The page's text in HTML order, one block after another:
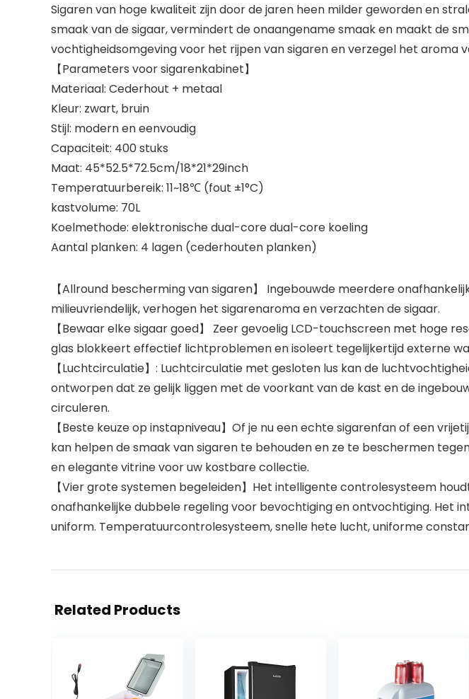
Sigaren van hoge kwaliteit zijn door de jaren heen milder geworden en
smaak van de sigaar, vermindert de onaangename smaak en maakt de
vochtigheidsomgeving voor het rijpen van sigaren en verzegel het aroma
【Parameters voor sigarenkabinet】
Materiaal: Cederhout + metaal
Kleur: zwart, bruin
Stijl: modern en eenvoudig
Capaciteit: 400 stuks
Maat: 45*52.5*72.5cm/18*21*29inch
Temperatuurbereik: 11~18℃ (fout ±1°C)
kastvolume: 70L
Koelmethode: elektronische dual-core dual-core koeling
Aantal planken: 4 lagen (cederhouten planken)
【Allround bescherming van sigaren】 Ingebouwde meerdere
milieuvriendelijk, verhogen het sigarenaroma en verzachten de sigaar.
【Bewaar elke sigaar goed】 Zeer gevoelig LCD-touchscreen met hoge
glas blokkeert effectief lichtproblemen en isoleert tegelijkertijd externe
【Luchtcirculatie】: Luchtcirculatie met gesloten lus kan de
ontworpen dat ze gelijk liggen met de voorkant van de kast en de
circuleren.
【Beste keuze op instapniveau】Of je nu een echte sigarenfan of een
kan helpen de smaak van sigaren te behouden en ze te beschermen
en elegante vitrine voor uw kostbare collectie.
【Vier grote systemen begeleiden】Het intelligente controlesysteem
onafhankelijke dubbele regeling voor bevochtiging en ontvochtiging. Het
uniform. Temperatuurcontrolesysteem, snelle hete lucht, uniforme
Related Products